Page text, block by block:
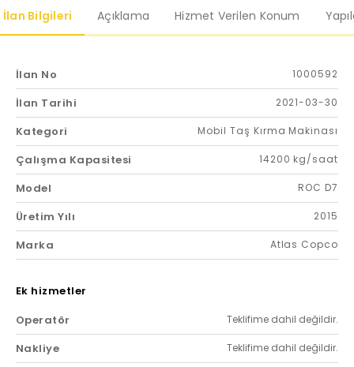
İlan Bilgileri Açıklama Hizmet Verilen Konum
İlan No 1000592
İlan Tarihi 2021-03-30
Kategori Mobil Taş Kırma Makinası
Çalışma Kapasitesi 14200 kg/saat
Model ROC D7
Üretim Yılı 2015
Marka Atlas Copco
Ek hizmetler
Operatör
Teklifime dahil değildir.
Nakliye Teklifime dahil değildir.